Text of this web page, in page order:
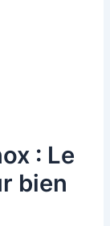
: Le
bien